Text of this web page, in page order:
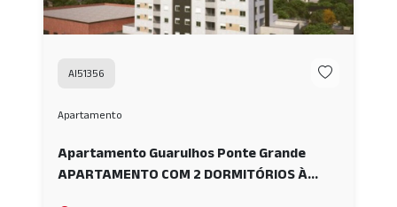
AI51356
Apartamento
Apartamento Guarulhos Ponte Grande
APARTAMENTO COM 2 DORMITÓRIOS À